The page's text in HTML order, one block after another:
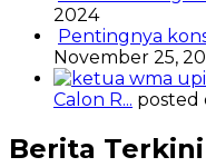
2024
Pentingnya
November 25,
Calon R... posted
Berita Terkini